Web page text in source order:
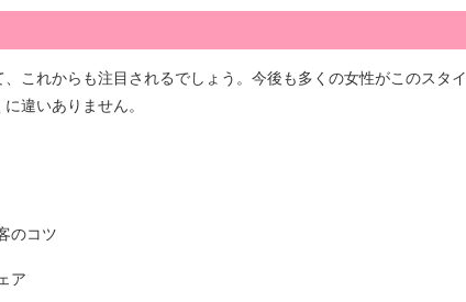
これからも注目されるでしょう。今後も多くの女性がこのスタイ
違いありません。
のコツ
ア